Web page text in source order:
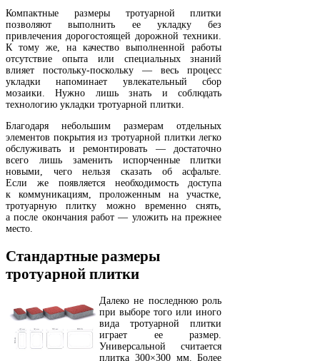
Компактные размеры тротуарной плитки
позволяют выполнить ее укладку без
привлечения дорогостоящей дорожной техники.
К тому же, на качество выполненной работы
отсутствие опыта или специальных знаний
влияет постольку-поскольку — весь процесс
укладки напоминает увлекательный сбор
мозаики. Нужно лишь знать и соблюдать
технологию укладки тротуарной плитки.
Благодаря небольшим размерам отдельных
элементов покрытия из тротуарной плитки легко
обслуживать и ремонтировать — достаточно
всего лишь заменить испорченные плитки
новыми, чего нельзя сказать об асфальте.
Если же появляется необходимость доступа
к коммуникациям, проложенным на участке,
тротуарную плитку можно временно снять,
а после окончания работ — уложить на прежнее
место.
Стандартные размеры
тротуарной плитки
Далеко не последнюю роль
при выборе того или иного
вида тротуарной плитки
играет ее размер.
Универсальной считается
плитка 300×300 мм. Более